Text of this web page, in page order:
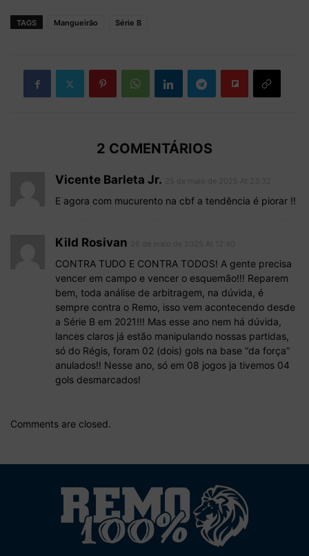
TAGS Mangueirão Série B
2 COMENTÁRIOS
Vicente Barleta Jr.
E agora com mucurento na cbf a tendência é piorar !!
Kild Rosivan
CONTRA TUDO E CONTRA TODOS! A gente precisa
vencer em campo e vencer o esquemão!!! Reparem
bem, toda análise de arbitragem, na dúvida, é
sempre contra o Remo, isso vem acontecendo desde
a Série B em 2021!!! Mas esse ano nem há dúvida,
lances claros já estão manipulando nossas partidas,
só do Régis, foram 02 (dois) gols na base “da força”
anulados!! Nesse ano, só em 08 jogos ja tivemos 04
gols desmarcados!
Comments are closed.